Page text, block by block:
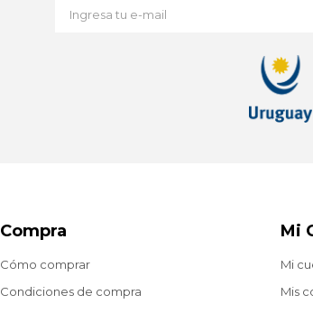
Compra
Cómo comprar
Condiciones de compra
Mi
Mi
Mis